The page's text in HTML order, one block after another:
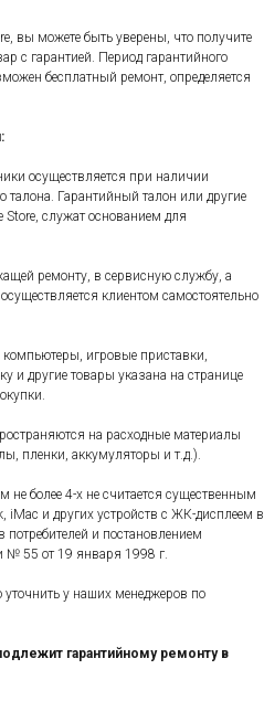
вы можете быть уверены, что получите
с гарантией. Период гарантийного
бесплатный ремонт, определяется
осуществляется при наличии
талона. Гарантийный талон или другие
Store, служат основанием для
ремонту, в сервисную службу, а
клиентом самостоятельно
игровые приставки,
и другие товары указана на странице
на расходные материалы
пленки, аккумуляторы и т.д.).
не более 4-х не считается существенным
iMac и других устройств с ЖК-дисплеем в
и постановлением
№ 55 от 19 января 1998 г.
у наших менеджеров по
гарантийному ремонту в